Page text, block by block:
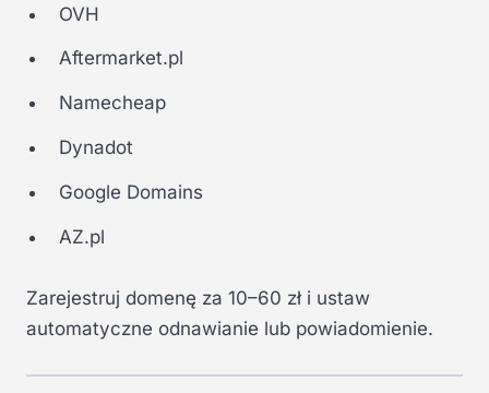
OVH
Aftermarket.pl
Namecheap
Dynadot
Google Domains
AZ.pl
Zarejestruj domenę za 10–60 zł i ustaw
automatyczne odnawianie lub powiadomienie.